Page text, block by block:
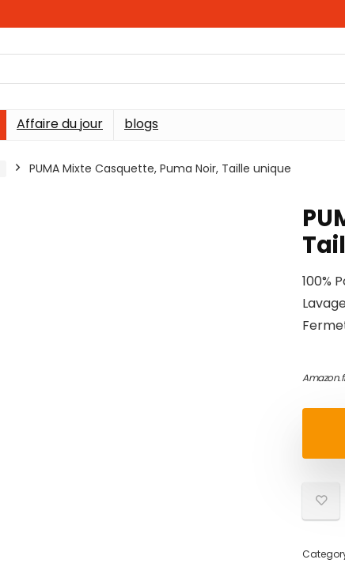
Affaire du jour blogs
PUMA Mixte Casquette, Puma Noir, Taille unique
100%